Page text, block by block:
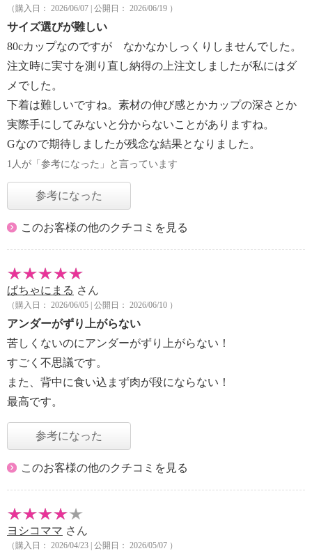
（購入日： 2026/06/07 | 公開日： 2026/06/19 ）
サイズ選びが難しい
80cカップなのですが なかなかしっくりしませんでした。
注文時に実寸を測り直し納得の上注文しましたが私にはダ
メでした。
下着は難しいですね。素材の伸び感とかカップの深さとか
実際手にしてみないと分からないことがありますね。
Gなので期待しましたが残念な結果となりました。
1人が「参考になった」と言っています
参考になった
このお客様の他のクチコミを見る
ぱちゃにまる さん
（購入日： 2026/06/05 | 公開日： 2026/06/10 ）
アンダーがずり上がらない
苦しくないのにアンダーがずり上がらない！
すごく不思議です。
また、背中に食い込まず肉が段にならない！
最高です。
参考になった
このお客様の他のクチコミを見る
ヨシコママ さん
（購入日： 2026/04/23 | 公開日： 2026/05/07 ）